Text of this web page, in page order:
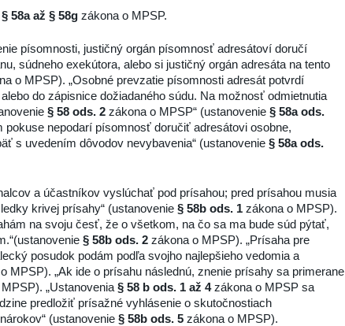
§ 58a až § 58g zákona o MPSP.
písomnosti, justičný orgán písomnosť adresátoví doručí
súdneho exekútora, alebo si justičný orgán adresáta na tento
o MPSP). „Osobné prevzatie písomnosti adresát potvrdí
do zápisnice dožiadaného súdu. Na možnosť odmietnutia
§ 58 ods. 2 zákona o MPSP“ (ustanovenie § 58a ods.
pokuse nepodarí písomnosť doručiť adresátovi osobne,
s uvedením dôvodov nevybavenia“ (ustanovenie § 58a ods.
a účastníkov vyslúchať pod prísahou; pred prísahou musia
krivej prísahy“ (ustanovenie § 58b ods. 1 zákona o MPSP).
na svoju česť, že o všetkom, na čo sa ma bude súd pýtať,
§ 58b ods. 2 zákona o MPSP). „Prísaha pre
posudok podám podľa svojho najlepšieho vedomia a
MPSP). „Ak ide o prísahu následnú, znenie prísahy sa primerane
„Ustanovenia § 58 b ods. 1 až 4zákona o MPSP sa
predložiť prísažné vyhlásenie o skutočnostiach
(ustanovenie § 58b ods. 5 zákona o MPSP).